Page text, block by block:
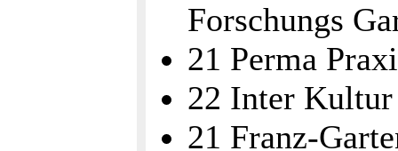
Forschungs
21 Perma
22 Inter
21 Franz-